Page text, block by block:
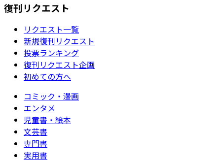
復刊リクエスト
リクエスト一覧
新規復刊リクエスト
投票ランキング
復刊リクエスト企画
初めての方へ
コミック・漫画
エンタメ
児童書・絵本
文芸書
専門書
実用書